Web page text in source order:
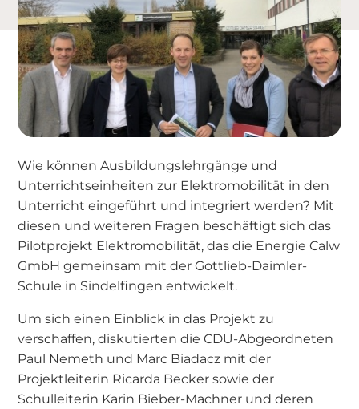
Wie können Ausbildungslehrgänge und
Unterrichtseinheiten zur Elektromobilität in den
Unterricht eingeführt und integriert werden? Mit
diesen und weiteren Fragen beschäftigt sich das
Pilotprojekt Elektromobilität, das die Energie Calw
GmbH gemeinsam mit der Gottlieb-Daimler-
Schule in Sindelfingen entwickelt.
Um sich einen Einblick in das Projekt zu
verschaffen, diskutierten die CDU-Abgeordneten
Paul Nemeth und Marc Biadacz mit der
Projektleiterin Ricarda Becker sowie der
Schulleiterin Karin Bieber-Machner und deren